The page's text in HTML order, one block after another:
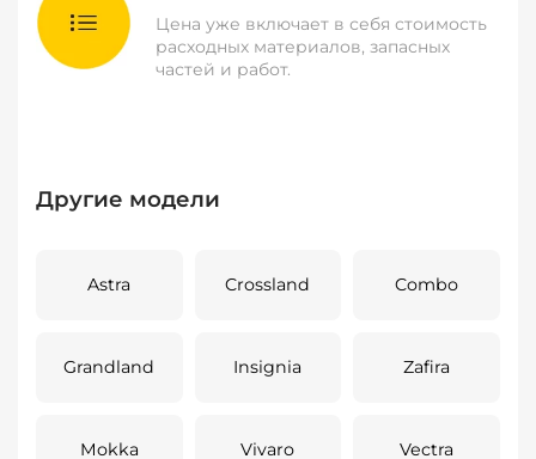
Цена уже включает в себя стоимость
расходных материалов, запасных
частей и работ.
Другие модели
Astra Crossland Combo
Grandland Insignia Zafira
Mokka Vivaro Vectra